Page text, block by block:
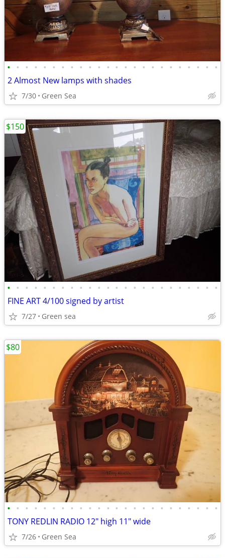
• • • • • • • • • • • • • • • • • • • • • • • •
2 Almost New lamps with shades
7/30 Green Sea
• • • • • • • • • • • • • • • • • • • • • • • •
FINE ART 4/100 signed by artist
7/27 Green sea
$150
• • • • • • • • • • • • • • • • • • • • • • • •
TONY REDLIN RADIO 12" high 11" wide
7/26 Green Sea
$80